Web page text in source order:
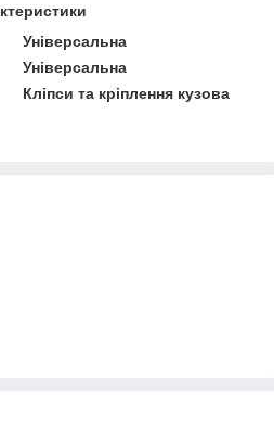
Універсальна
Універсальна
Кліпси та кріплення кузова